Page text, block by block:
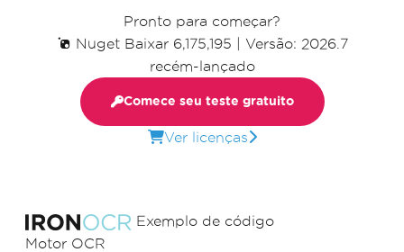
Exemplo de código
Motor OCR
Pronto para começar?
Nuget Baixar 6,175,195
Versão: 2026.7
recém-lançado
Comece seu teste gratuito
Ver licenças